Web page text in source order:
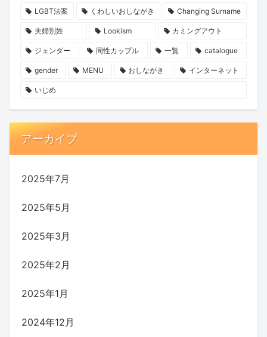
LGBT法案 くわしいおしながき Changing Surname
夫婦別姓 Lookism カミングアウト
ジェンダー 同性カップル 一覧 catalogue
gender MENU おしながき インターネット
いじめ
アーカイブ
2025年7月
2025年5月
2025年3月
2025年2月
2025年1月
2024年12月